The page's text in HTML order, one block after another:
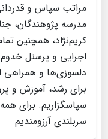
مراتب سپاس و
مدرسه پژوهندگان،
کریم‌نژاد، همچنین
اجرایی و پرسنل
دلسوزی‌ها و همراهی
برای رشد، آموزش و
سپاسگزاریم. برای
سربلندی آرزومندیم